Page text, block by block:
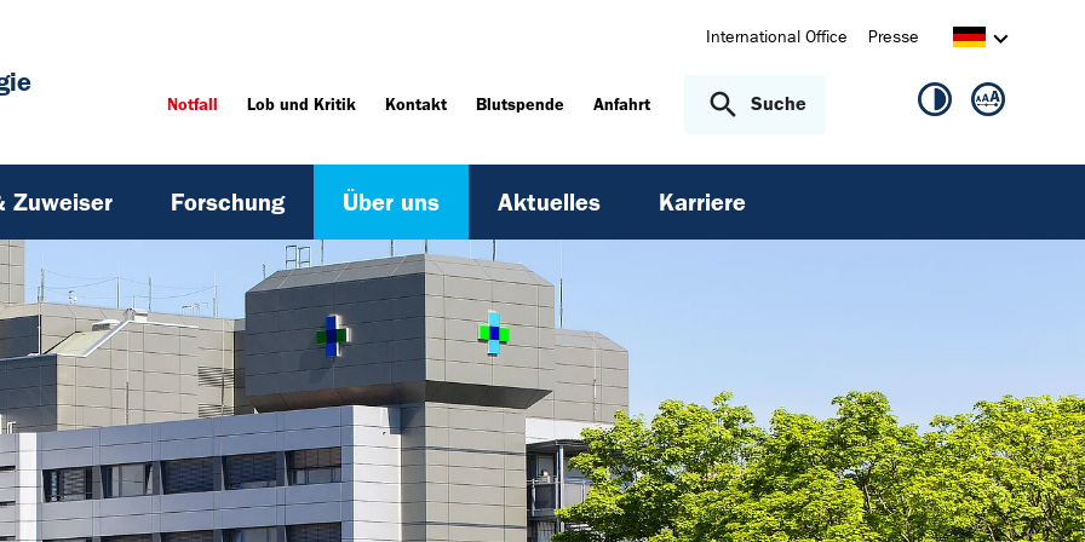
International Office Presse
Notfall Lob und Kritik Kontakt Blutspende Anfahrt Suche
Zuweiser Forschung Über uns Aktuelles Karriere